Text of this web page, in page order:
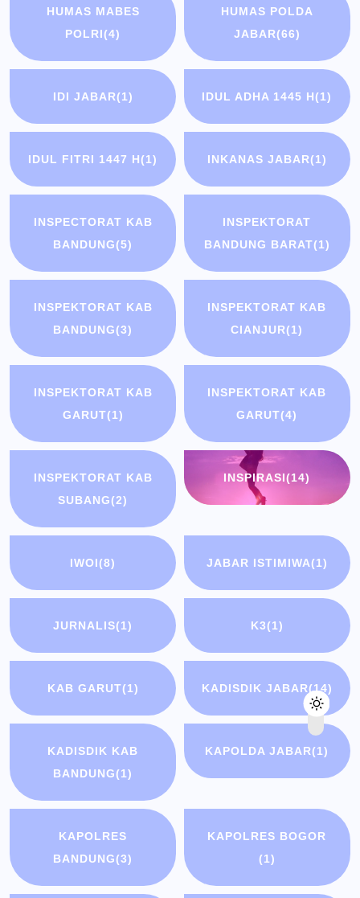
HUMAS MABES
POLRI(4)
HUMAS POLDA
JABAR(66)
IDI JABAR(1) IDUL ADHA 1445 H(1)
IDUL FITRI 1447 H(1) INKANAS JABAR(1)
INSPECTORAT KAB
BANDUNG(5)
INSPEKTORAT
BANDUNG BARAT(1)
INSPEKTORAT KAB
BANDUNG(3)
INSPEKTORAT KAB
CIANJUR(1)
INSPEKTORAT KAB
GARUT(1)
INSPEKTORAT KAB
GARUT(4)
INSPEKTORAT KAB
SUBANG(2)
INSPIRASI(14)
IWOI(8) JABAR ISTIMIWA(1)
JURNALIS(1) K3(1)
KAB GARUT(1) KADISDIK JABAR(14)
KADISDIK KAB
BANDUNG(1)
KAPOLDA JABAR(1)
KAPOLRES
BANDUNG(3)
KAPOLRES BOGOR
(1)